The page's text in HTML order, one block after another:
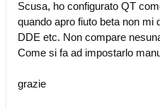
Scusa, ho configurato QT
quando apro fiuto beta non mi
DDE etc. Non compare
Come si fa ad impostarlo
grazie